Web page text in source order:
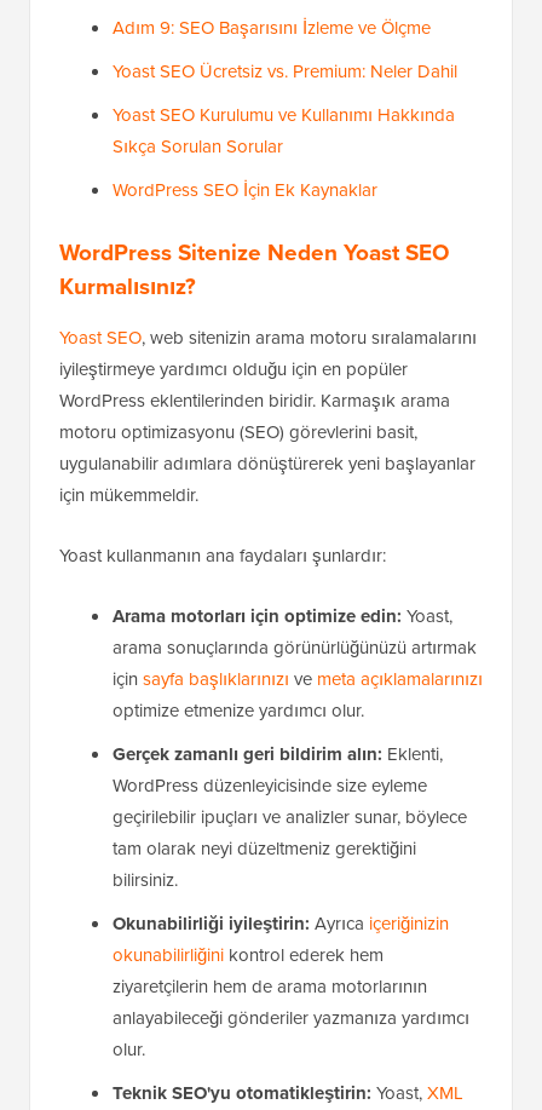
Adım 9: SEO Başarısını İzleme ve Ölçme
Yoast SEO Ücretsiz vs. Premium: Neler Dahil
Yoast SEO Kurulumu ve Kullanımı Hakkında
Sıkça Sorulan Sorular
WordPress SEO İçin Ek Kaynaklar
WordPress Sitenize Neden Yoast SEO
Kurmalısınız?
Yoast SEO, web sitenizin arama motoru sıralamalarını
iyileştirmeye yardımcı olduğu için en popüler
WordPress eklentilerinden biridir. Karmaşık arama
motoru optimizasyonu (SEO) görevlerini basit,
uygulanabilir adımlara dönüştürerek yeni başlayanlar
için mükemmeldir.
Yoast kullanmanın ana faydaları şunlardır:
Arama motorları için optimize edin: Yoast,
arama sonuçlarında görünürlüğünüzü artırmak
için sayfa başlıklarınızı ve meta açıklamalarınızı
optimize etmenize yardımcı olur.
Gerçek zamanlı geri bildirim alın: Eklenti,
WordPress düzenleyicisinde size eyleme
geçirilebilir ipuçları ve analizler sunar, böylece
tam olarak neyi düzeltmeniz gerektiğini
bilirsiniz.
Okunabilirliği iyileştirin: Ayrıca içeriğinizin
okunabilirliğini kontrol ederek hem
ziyaretçilerin hem de arama motorlarının
anlayabileceği gönderiler yazmanıza yardımcı
olur.
Teknik SEO'yu otomatikleştirin: Yoast,XML